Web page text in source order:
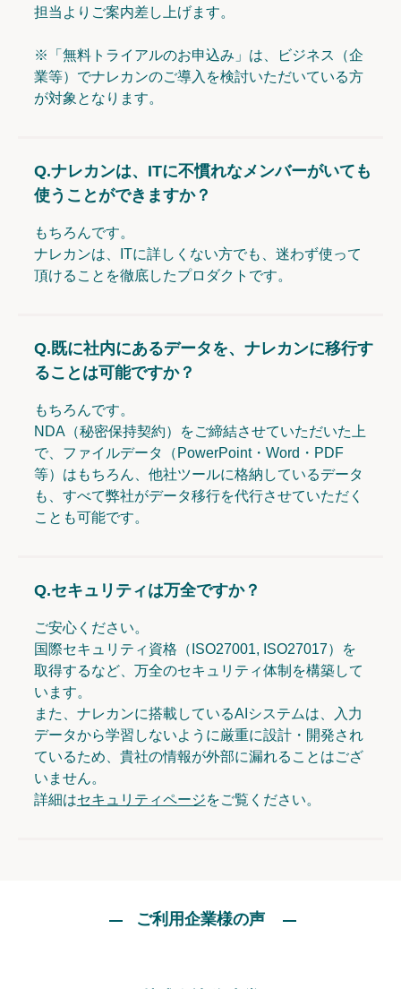
担当よりご案内差し上げます。
※「無料トライアルのお申込み」は、ビジネス（企
業等）でナレカンのご導入を検討いただいている方
が対象となります。
Q.ナレカンは、ITに不慣れなメンバーがいても
使うことができますか？
もちろんです。
ナレカンは、ITに詳しくない方でも、迷わず使って
頂けることを徹底したプロダクトです。
Q.既に社内にあるデータを、ナレカンに移行す
ることは可能ですか？
もちろんです。
NDA（秘密保持契約）をご締結させていただいた上
で、ファイルデータ（PowerPoint・Word・PDF
等）はもちろん、他社ツールに格納しているデータ
も、すべて弊社がデータ移行を代行させていただく
ことも可能です。
Q.セキュリティは万全ですか？
ご安心ください。
国際セキュリティ資格（ISO27001, ISO27017）を
取得するなど、万全のセキュリティ体制を構築して
います。
また、ナレカンに搭載しているAIシステムは、入力
データから学習しないように厳重に設計・開発され
ているため、貴社の情報が外部に漏れることはござ
いません。
詳細はセキュリティページをご覧ください。
ご利用企業様の声